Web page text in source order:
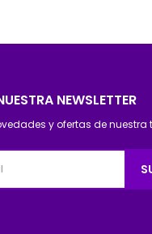
NEWSLETTER
y ofertas de nuestra